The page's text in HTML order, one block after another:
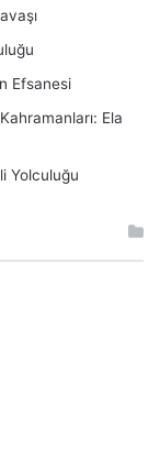
Efsanesi
Ela
Yolculuğu